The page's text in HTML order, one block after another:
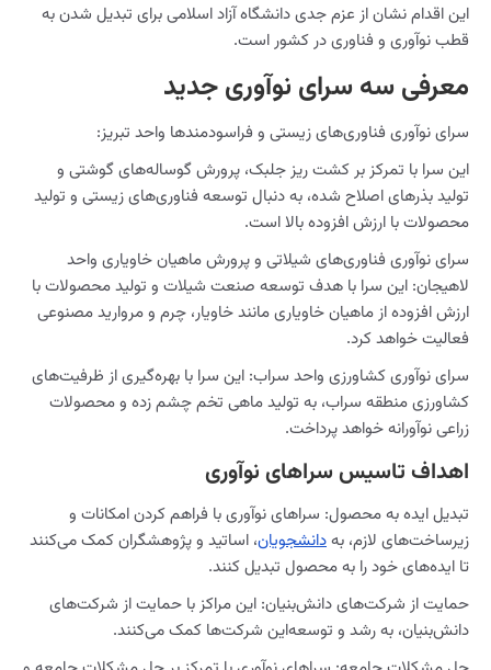
این اقدام نشان از عزم جدی دانشگاه آزاد اسلامی برای تبدیل شدن به
قطب نوآوری و فناوری در کشور است.
معرفی سه سرای نوآوری جدید
سرای نوآوری فناوری‌های زیستی و فراسودمندها واحد تبریز:
این سرا با تمرکز بر کشت ریز جلبک، پرورش گوساله‌های گوشتی و
تولید بذرهای اصلاح شده، به دنبال توسعه فناوری‌های زیستی و تولید
محصولات با ارزش افزوده بالا است.
سرای نوآوری فناوری‌های شیلاتی و پرورش ماهیان خاویاری واحد
لاهیجان: این سرا با هدف توسعه صنعت شیلات و تولید محصولات با
ارزش افزوده از ماهیان خاویاری مانند خاویار، چرم و مروارید مصنوعی
فعالیت خواهد کرد.
سرای نوآوری کشاورزی واحد سراب: این سرا با بهره‌گیری از ظرفیت‌های
کشاورزی منطقه سراب، به تولید ماهی تخم چشم زده و محصولات
زراعی نوآورانه خواهد پرداخت.
اهداف تاسیس سراهای نوآوری
تبدیل ایده به محصول: سراهای نوآوری با فراهم کردن امکانات و
زیرساخت‌های لازم، بهدانشجویان، اساتید و پژوهشگران کمک می‌کنند
تا ایده‌های خود را به محصول تبدیل کنند.
حمایت از شرکت‌های دانش‌بنیان: این مراکز با حمایت از شرکت‌های
دانش‌بنیان، به رشد و توسعه‌این شرکت‌ها کمک می‌کنند.